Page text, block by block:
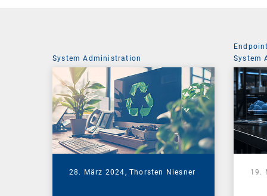
System Administration
28. März 2024, Thorsten Niesner
System
19.